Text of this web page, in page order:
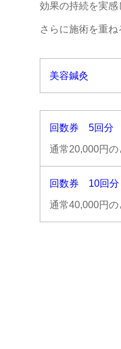
効果の持続を実感
さらに施術を重
美容鍼灸
回数券 5回分
通常20,000円の
回数券 10回分
通常40,000円の